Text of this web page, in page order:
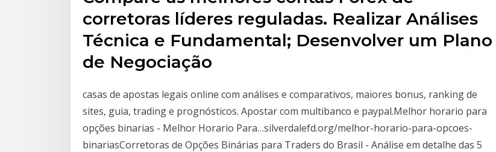
corretoras líderes reguladas. Realizar Análises
Técnica e Fundamental; Desenvolver um Plano
de Negociação
casas de apostas legais online com análises e comparativos, maiores bonus, ranking de
sites, guia, trading e prognósticos. Apostar com multibanco e paypal.Melhor horario para
opções binarias - Melhor Horario Para…silverdalefd.org/melhor-horario-para-opcoes-
binariasCorretoras de Opções Binárias para Traders do Brasil - Análise em detalhe das 5